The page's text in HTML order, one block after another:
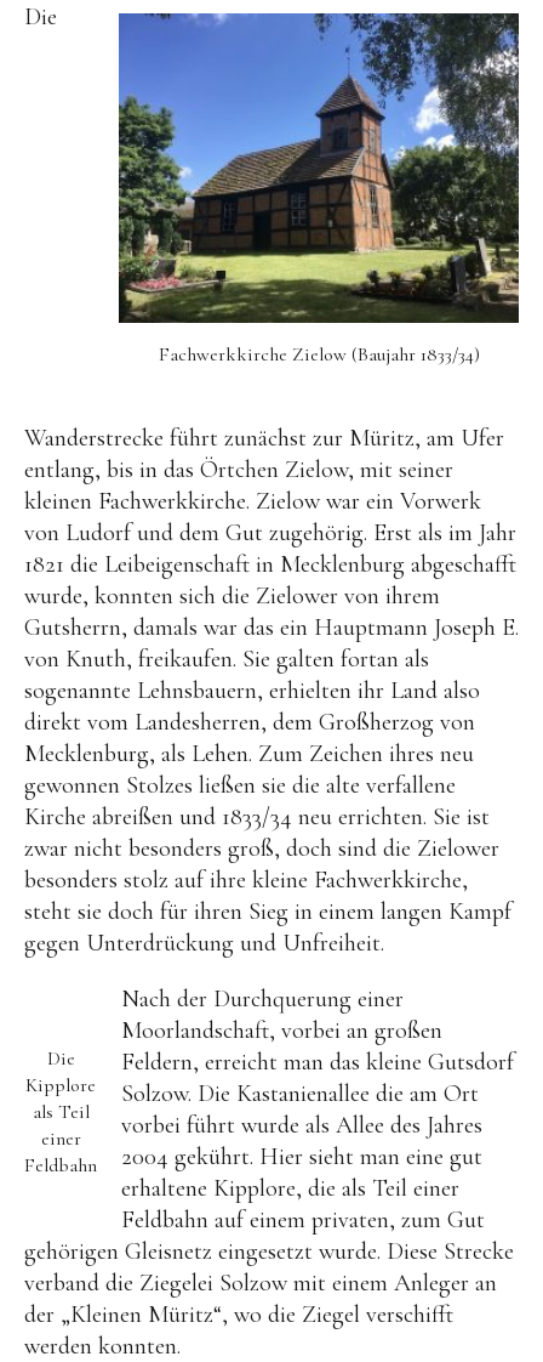
Tagungen & Seminare
Weihnachtsfeiern
Kontakt
Buchung
Anfahrt
Jobs
MenüeintragMenüeintragMenüeintragMenüeintrag
Fachwerkkirche Zielow (Baujahr 1833/34)
Die
Wanderstrecke führt zunächst zur Müritz, am Ufer
entlang, bis in das Örtchen Zielow, mit seiner
kleinen Fachwerkkirche. Zielow war ein Vorwerk
von Ludorf und dem Gut zugehörig. Erst als im Jahr
1821 die Leibeigenschaft in Mecklenburg abgeschafft
wurde, konnten sich die Zielower von ihrem
Gutsherrn, damals war das ein Hauptmann Joseph E.
von Knuth, freikaufen. Sie galten fortan als
sogenannte Lehnsbauern, erhielten ihr Land also
direkt vom Landesherren, dem Großherzog von
Mecklenburg, als Lehen. Zum Zeichen ihres neu
gewonnen Stolzes ließen sie die alte verfallene
Kirche abreißen und 1833/34 neu errichten. Sie ist
zwar nicht besonders groß, doch sind die Zielower
besonders stolz auf ihre kleine Fachwerkkirche,
steht sie doch für ihren Sieg in einem langen Kampf
gegen Unterdrückung und Unfreiheit.
Die
Kipplore
als Teil
einer
Feldbahn
Nach der Durchquerung einer
Moorlandschaft, vorbei an großen
Feldern, erreicht man das kleine Gutsdorf
Solzow. Die Kastanienallee die am Ort
vorbei führt wurde als Allee des Jahres
2004 gekührt. Hier sieht man eine gut
erhaltene Kipplore, die als Teil einer
Feldbahn auf einem privaten, zum Gut
gehörigen Gleisnetz eingesetzt wurde. Diese Strecke
verband die Ziegelei Solzow mit einem Anleger an
der „Kleinen Müritz“, wo die Ziegel verschifft
werden konnten.